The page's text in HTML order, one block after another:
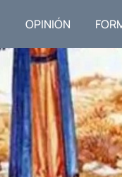
OPINIÓN